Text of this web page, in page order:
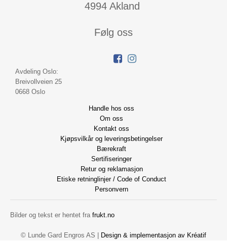
4994 Akland
Følg oss
Avdeling Oslo:
Breivollveien 25
0668 Oslo
Handle hos oss
Om oss
Kontakt oss
Kjøpsvilkår og leveringsbetingelser
Bærekraft
Sertifiseringer
Retur og reklamasjon
Etiske retninglinjer / Code of Conduct
Personvern
Bilder og tekst er hentet fra frukt.no
© Lunde Gard Engros AS | Design & implementasjon av Kréatif